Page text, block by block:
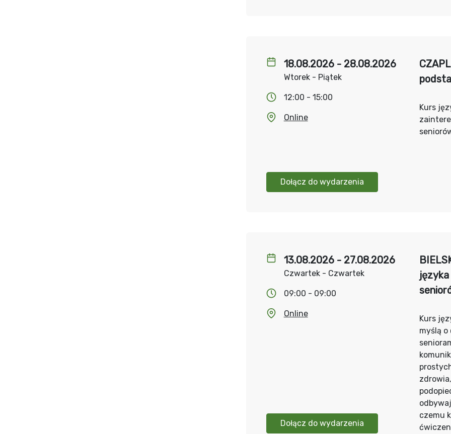
18.08.2026 - 28.08.2026
Wtorek - Piątek
12:00 - 15:00
Online
Dołącz do wydarzenia
Kurs
13.08.2026 - 27.08.2026
Czwartek - Czwartek
09:00 - 09:00
Online
Dołącz do wydarzenia
Kurs
myślą o
czemu